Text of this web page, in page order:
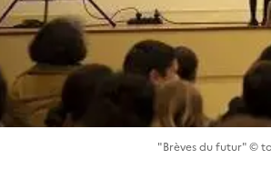
"Brèves du futur" ©